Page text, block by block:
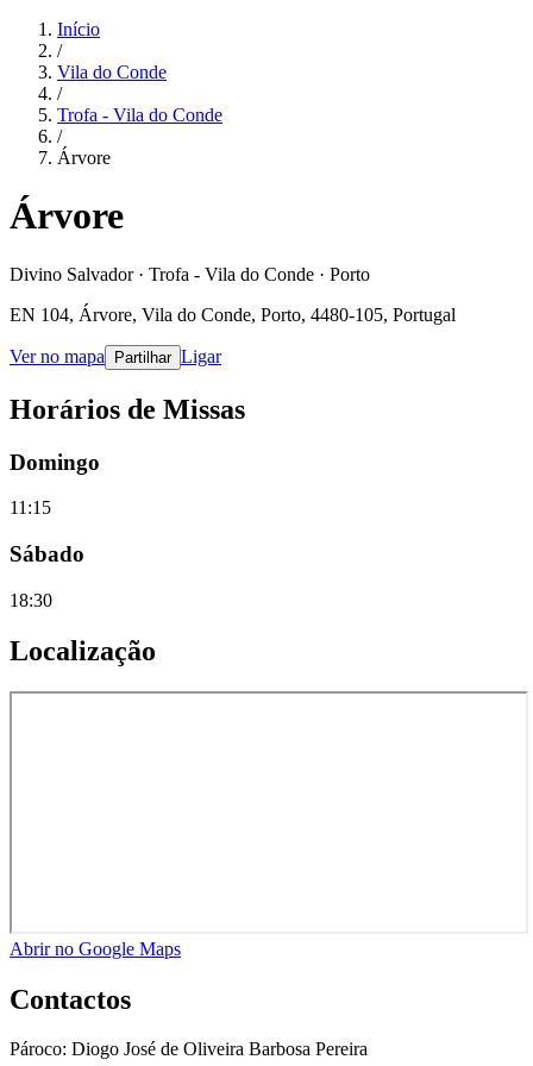
Início
/
Vila do Conde
/
Trofa - Vila do Conde
/
Árvore
Árvore
Divino Salvador · Trofa - Vila do Conde · Porto
EN 104, Árvore, Vila do Conde, Porto, 4480-105, Portugal
Ver no mapa Partilhar Ligar
Horários de Missas
Domingo
11:15
Sábado
18:30
Localização
Abrir no Google Maps
Contactos
Pároco: Diogo José de Oliveira Barbosa Pereira